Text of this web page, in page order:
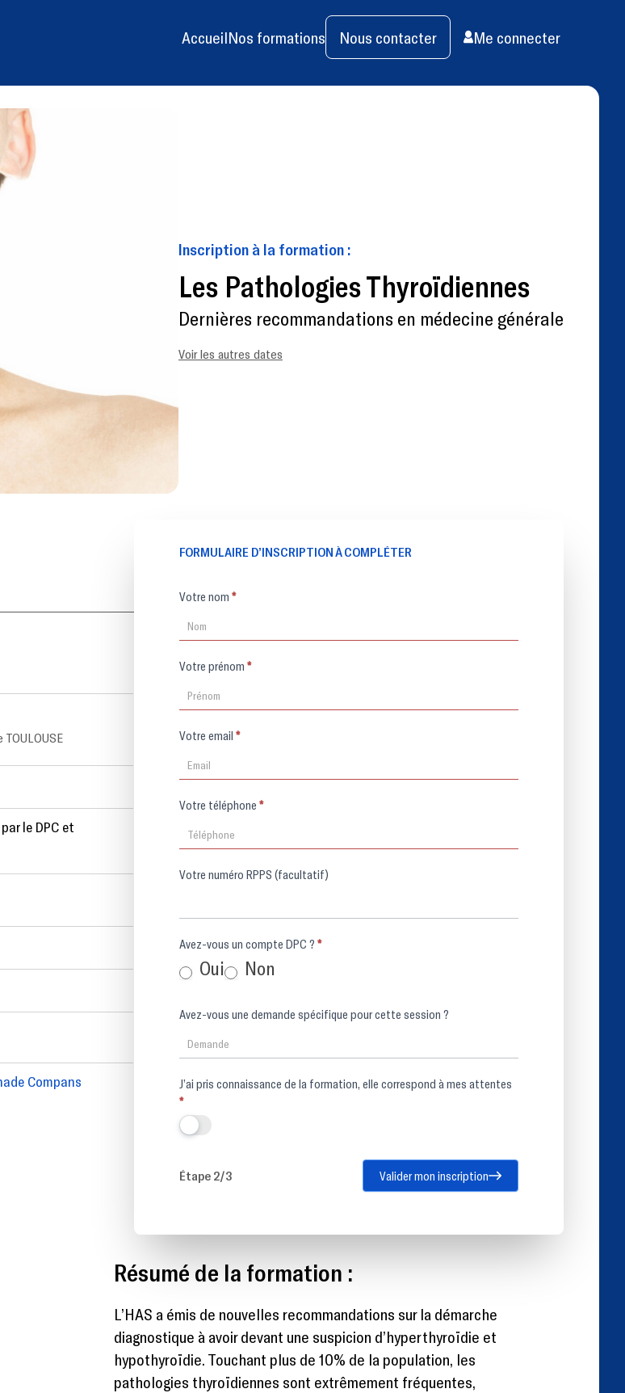
AccueilNos formations Nous contacter Me connecter
Inscription à la formation :
Les Pathologies Thyroïdiennes
Dernières recommandations en médecine générale
Voir les autres dates
le DPC et
Compans
FORMULAIRE D’INSCRIPTION À COMPLÉTER
Formulaire
Votre nom *
Votre prénom *
Votre email *
Votre téléphone *
Votre numéro RPPS (facultatif)
Avez-vous un compte DPC ? *
Oui Non
Avez-vous une demande spécifique pour cette session ?
J’ai pris connaissance de la formation, elle correspond à mes attentes
*
Étape 2/3 Valider mon inscription
Résumé de la formation :
L’HAS a émis de nouvelles recommandations sur la démarche
diagnostique à avoir devant une suspicion d’hyperthyroïdie et
hypothyroïdie. Touchant plus de 10% de la population, les
pathologies thyroïdiennes sont extrêmement fréquentes,